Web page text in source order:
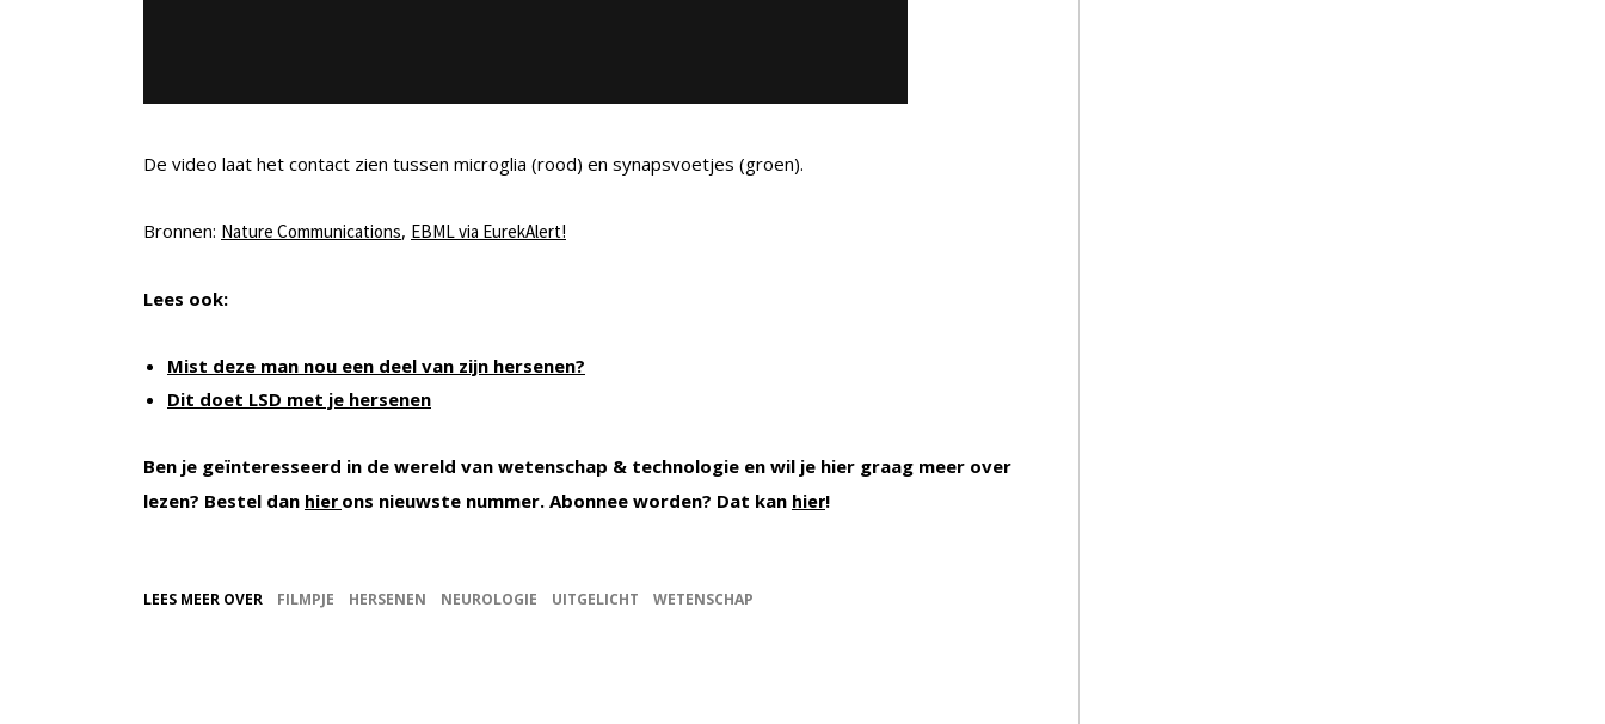
De video laat het contact zien tussen microglia (rood) en synapsvoetjes (groen).
Bronnen: Nature Communications, EBML via EurekAlert!
Lees ook:
Mist deze man nou een deel van zijn hersenen?
Dit doet LSD met je hersenen
Ben je geïnteresseerd in de wereld van wetenschap & technologie en wil je hier graag meer over
lezen? Bestel dan hier ons nieuwste nummer. Abonnee worden? Dat kan hier!
LEES MEER OVER FILMPJE HERSENEN NEUROLOGIE UITGELICHT WETENSCHAP